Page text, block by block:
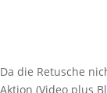
Da die Retusche
Aktion (Video plus